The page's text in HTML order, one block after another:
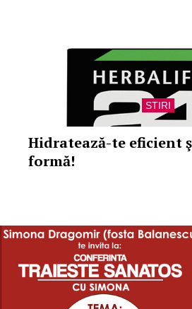
STIRI
Hidratează-te eficient
formă!